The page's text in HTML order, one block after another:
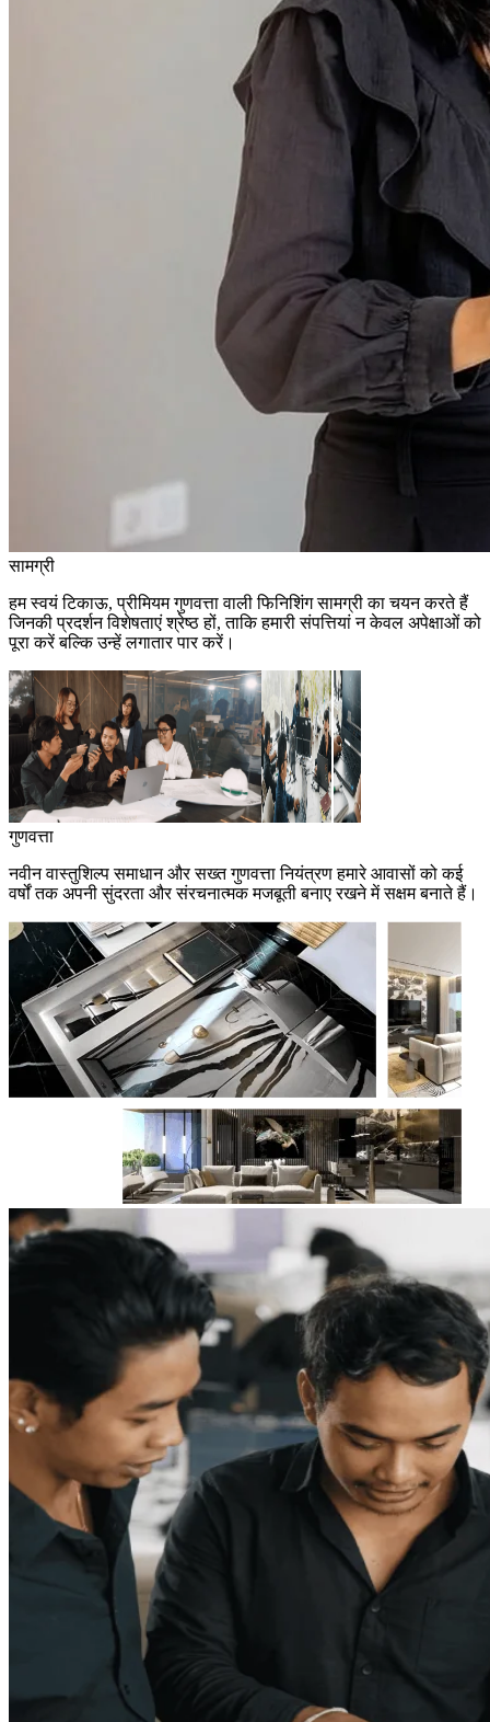
सामग्री
हम स्वयं टिकाऊ, प्रीमियम गुणवत्ता वाली फिनिशिंग सामग्री का चयन करते हैं
जिनकी प्रदर्शन विशेषताएं श्रेष्ठ हों, ताकि हमारी संपत्तियां न केवल अपेक्षाओं को
पूरा करें बल्कि उन्हें लगातार पार करें।
गुणवत्ता
नवीन वास्तुशिल्प समाधान और सख्त गुणवत्ता नियंत्रण हमारे आवासों को कई
वर्षों तक अपनी सुंदरता और संरचनात्मक मजबूती बनाए रखने में सक्षम बनाते हैं।